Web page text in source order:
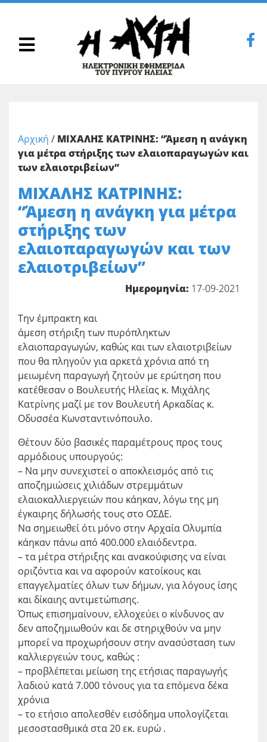
Αρχική / ΜΙΧΑΛΗΣ ΚΑΤΡΙΝΗΣ: “Άμεση η ανάγκη
για μέτρα στήριξης των ελαιοπαραγωγών και
των ελαιοτριβείων”
ΜΙΧΑΛΗΣ ΚΑΤΡΙΝΗΣ:
“Άμεση η ανάγκη για μέτρα
στήριξης των
ελαιοπαραγωγών και των
ελαιοτριβείων”
Ημερομηνία: 17-09-2021
Την έμπρακτη και
άμεση στήριξη των πυρόπληκτων
ελαιοπαραγωγών, καθώς και των ελαιοτριβείων
που θα πληγούν για αρκετά χρόνια από τη
μειωμένη παραγωγή ζητούν με ερώτηση που
κατέθεσαν ο Βουλευτής Ηλείας κ. Μιχάλης
Κατρίνης μαζί με τον Βουλευτή Αρκαδίας κ.
Οδυσσέα Κωνσταντινόπουλο.
Θέτουν δύο βασικές παραμέτρους προς τους
αρμόδιους υπουργούς:
– Να μην συνεχιστεί ο αποκλεισμός από τις
αποζημιώσεις χιλιάδων στρεμμάτων
ελαιοκαλλιεργειών που κάηκαν, λόγω της μη
έγκαιρης δήλωσής τους στο ΟΣΔΕ.
Να σημειωθεί ότι μόνο στην Αρχαία Ολυμπία
κάηκαν πάνω από 400.000 ελαιόδεντρα.
– τα μέτρα στήριξης και ανακούφισης να είναι
οριζόντια και να αφορούν κατοίκους και
επαγγελματίες όλων των δήμων, για λόγους ίσης
και δίκαιης αντιμετώπισης.
Όπως επισημαίνουν, ελλοχεύει ο κίνδυνος αν
δεν αποζημιωθούν και δε στηριχθούν να μην
μπορεί να προχωρήσουν στην ανασύσταση των
καλλιεργειών τους, καθώς :
– προβλέπεται μείωση της ετήσιας παραγωγής
λαδιού κατά 7.000 τόνους για τα επόμενα δέκα
χρόνια
– το ετήσιο απολεσθέν εισόδημα υπολογίζεται
μεσοστασθμικά στα 20 εκ. ευρώ .